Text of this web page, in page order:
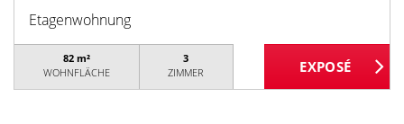
Etagenwohnung
82 m²
WOHNFLÄCHE
3
ZIMMER